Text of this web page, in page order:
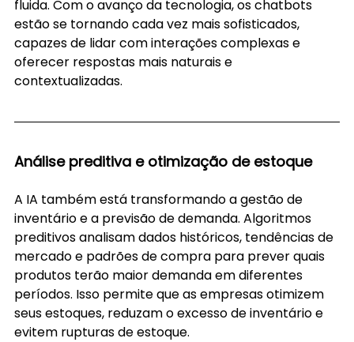
fluida. Com o avanço da tecnologia, os chatbots
estão se tornando cada vez mais sofisticados,
capazes de lidar com interações complexas e
oferecer respostas mais naturais e
contextualizadas.
Análise preditiva e otimização de estoque
A IA também está transformando a gestão de
inventário e a previsão de demanda. Algoritmos
preditivos analisam dados históricos, tendências de
mercado e padrões de compra para prever quais
produtos terão maior demanda em diferentes
períodos. Isso permite que as empresas otimizem
seus estoques, reduzam o excesso de inventário e
evitem rupturas de estoque.